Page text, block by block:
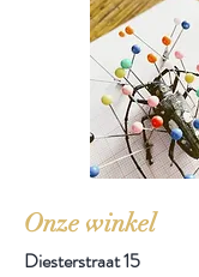
Onze winkel
Diesterstraat 15